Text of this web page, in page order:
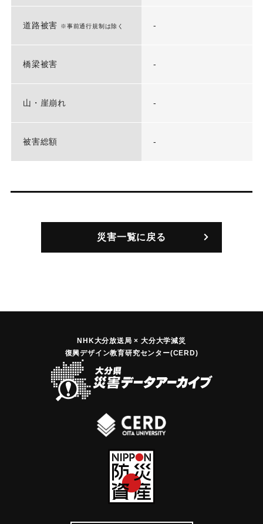
道路被害 ※事前通行規制は除く -
橋梁被害 -
山・崖崩れ -
被害総額 -
災害一覧に戻る
NHK大分放送局 × 大分大学減災
復興デザイン教育研究センター(CERD)